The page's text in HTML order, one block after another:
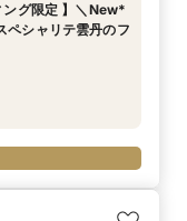
ング限定 】＼New*
ペシャリテ雲丹のフ